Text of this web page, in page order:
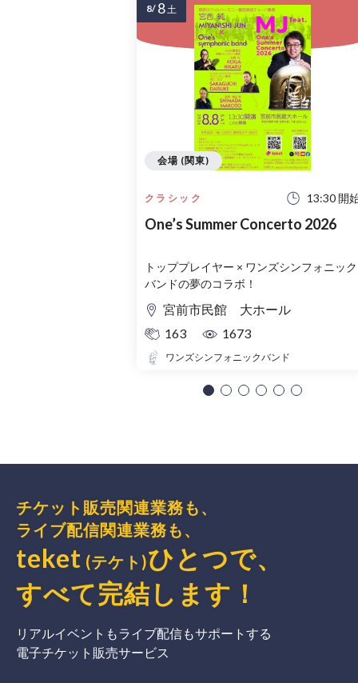
クラシック 13:30 開
One’s Summer Concerto 2026
トッププレイヤー × ワンズシンフォニック
バンドの夢のコラボ！
宮前市民館 大ホール
163
1673
ワンズシンフォニックバンド
会場 (関東)
8/ 8土
チケット販売関連業務も、
ライブ配信関連業務も、
teket (テケト)ひとつで、
すべて完結 します ！
リアルイベントもライブ配信もサポートする
電子チケット販売サービス